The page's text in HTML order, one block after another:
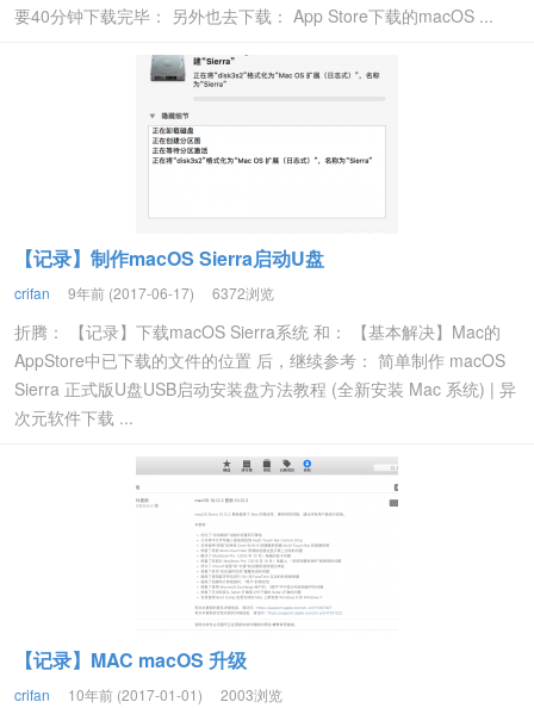
要40分钟下载完毕： 另外也去下载： App Store下载的macOS ...
【记录】制作macOS Sierra启动U盘
crifan 9年前 (2017-06-17) 6372浏览
折腾： 【记录】下载macOS Sierra系统 和： 【基本解决】Mac的
AppStore中已下载的文件的位置 后，继续参考： 简单制作 macOS
Sierra 正式版U盘USB启动安装盘方法教程 (全新安装 Mac 系统) | 异
次元软件下载 ...
【记录】MAC macOS 升级
crifan 10年前 (2017-01-01) 2003浏览